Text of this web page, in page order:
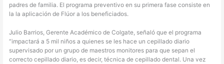
padres de familia. El programa preventivo en su primera fase consiste en
la la aplicación de Flúor a los beneficiados.
Julio Barrios, Gerente Académico de Colgate, señaló que el programa
“impactará a 5 mil niños a quienes se les hace un cepillado diario
supervisado por un grupo de maestros monitores para que sepan el
correcto cepillado diario, es decir, técnica de cepillado dental. Una vez